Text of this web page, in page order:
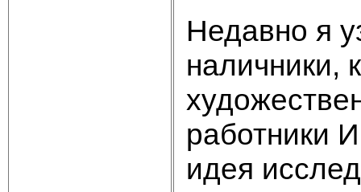
Недавно я
наличники,
работники
идея